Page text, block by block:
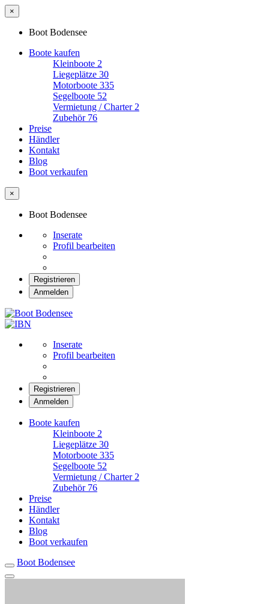
×
Boot Bodensee
Boote kaufen
Kleinboote 2
Liegeplätze 30
Motorboote 335
Segelboote 52
Vermietung / Charter 2
Zubehör 76
Preise
Händler
Kontakt
Blog
Boot verkaufen
×
Boot Bodensee
Inserate
Profil bearbeiten
Registrieren
Anmelden
Inserate
Profil bearbeiten
Registrieren
Anmelden
Boote kaufen
Kleinboote 2
Liegeplätze 30
Motorboote 335
Segelboote 52
Vermietung / Charter 2
Zubehör 76
Preise
Händler
Kontakt
Blog
Boot verkaufen
Boot Bodensee